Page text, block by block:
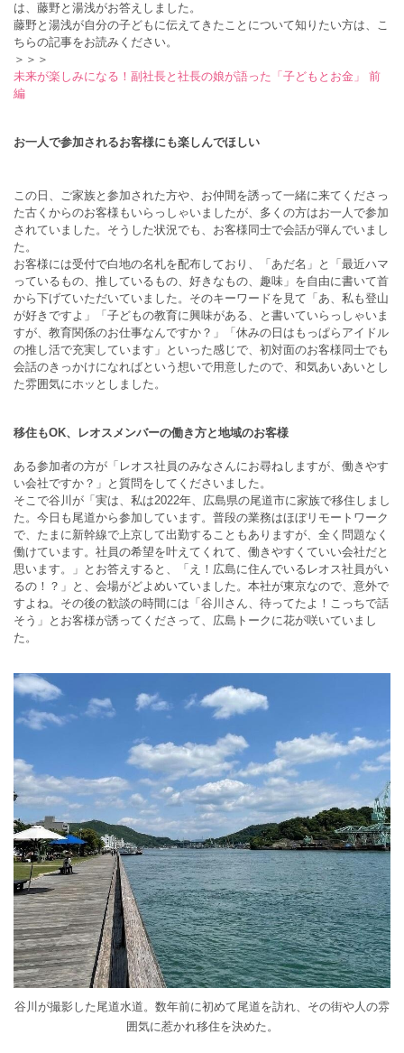
は、藤野と湯浅がお答えしました。
藤野と湯浅が自分の子どもに伝えてきたことについて知りたい方は、こ
ちらの記事をお読みください。
＞＞＞
未来が楽しみになる！副社長と社長の娘が語った「子どもとお金」 前
編
お一人で参加されるお客様にも楽しんでほしい
この日、ご家族と参加された方や、お仲間を誘って一緒に来てくださっ
た古くからのお客様もいらっしゃいましたが、多くの方はお一人で参加
されていました。そうした状況でも、お客様同士で会話が弾んでいまし
た。
お客様には受付で白地の名札を配布しており、「あだ名」と「最近ハマ
っているもの、推しているもの、好きなもの、趣味」を自由に書いて首
から下げていただいていました。そのキーワードを見て「あ、私も登山
が好きですよ」「子どもの教育に興味がある、と書いていらっしゃいま
すが、教育関係のお仕事なんですか？」「休みの日はもっぱらアイドル
の推し活で充実しています」といった感じで、初対面のお客様同士でも
会話のきっかけになればという想いで用意したので、和気あいあいとし
た雰囲気にホッとしました。
移住もOK、レオスメンバーの働き方と地域のお客様
ある参加者の方が「レオス社員のみなさんにお尋ねしますが、働きやす
い会社ですか？」と質問をしてくださいました。
そこで谷川が「実は、私は2022年、広島県の尾道市に家族で移住しまし
た。今日も尾道から参加しています。普段の業務はほぼリモートワーク
で、たまに新幹線で上京して出勤することもありますが、全く問題なく
働けています。社員の希望を叶えてくれて、働きやすくていい会社だと
思います。」とお答えすると、「え！広島に住んでいるレオス社員がい
るの！？」と、会場がどよめいていました。本社が東京なので、意外で
すよね。その後の歓談の時間には「谷川さん、待ってたよ！こっちで話
そう」とお客様が誘ってくださって、広島トークに花が咲いていまし
た。
谷川が撮影した尾道水道。数年前に初めて尾道を訪れ、その街や人の雰
囲気に惹かれ移住を決めた。